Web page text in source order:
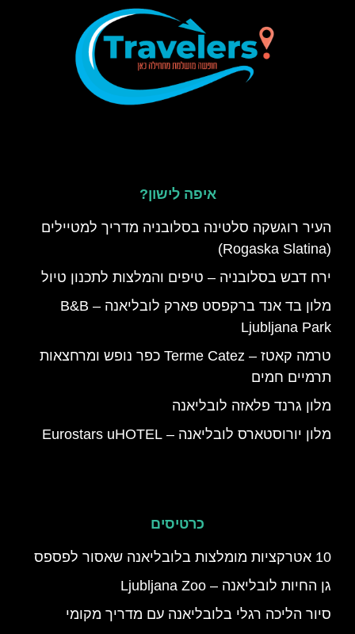
איפה לישון?
העיר רוגשקה סלטינה בסלובניה מדריך למטיילים
(Rogaska Slatina)
ירח דבש בסלובניה – טיפים והמלצות לתכנון טיול
מלון בד אנד ברקפסט פארק לובליאנה – B&B
Ljubljana Park
טרמה קאטז – Terme Catez כפר נופש ומרחצאות
תרמיים חמים
מלון גרנד פלאזה לובליאנה
מלון יורוסטארס לובליאנה – Eurostars uHOTEL
כרטיסים
10 אטרקציות מומלצות בלובליאנה שאסור לפספס
גן החיות לובליאנה – Ljubljana Zoo
סיור הליכה רגלי בלובליאנה עם מדריך מקומי